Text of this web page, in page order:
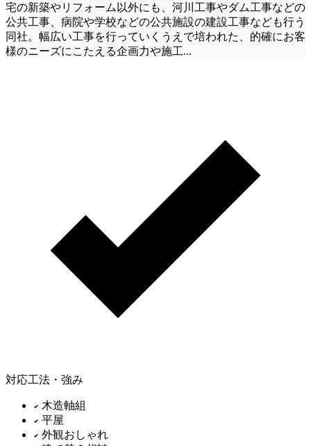
宅の新築やリフォーム以外にも、河川工事やダム工事などの
公共工事、病院や学校などの公共施設の建設工事なども行う
同社。幅広い工事を行っていくうえで培われた、的確にお客
様のニーズにこたえる企画力や施工...
対応工法・強み
木造軸組
平屋
外観おしゃれ